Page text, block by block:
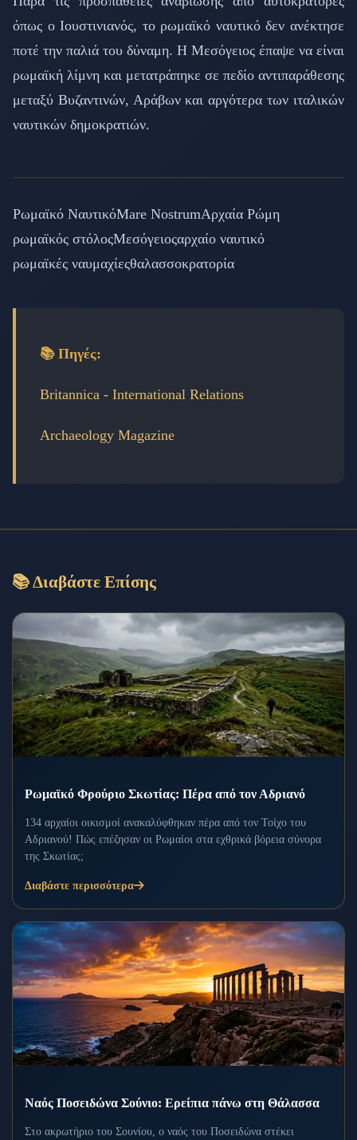
όπως ο Ιουστινιανός, το ρωμαϊκό ναυτικό δεν ανέκτησε
ποτέ την παλιά του δύναμη. Η Μεσόγειος έπαψε να είναι
ρωμαϊκή λίμνη και μετατράπηκε σε πεδίο αντιπαράθεσης
μεταξύ Βυζαντινών, Αράβων και αργότερα των ιταλικών
ναυτικών δημοκρατιών.
Ρωμαϊκό ΝαυτικόMare NostrumΑρχαία Ρώμη
ρωμαϊκός στόλοςΜεσόγειοςαρχαίο ναυτικό
ρωμαϊκές ναυμαχίεςθαλασσοκρατορία
📚 Πηγές:
Britannica - International Relations
Archaeology Magazine
📚 Διαβάστε Επίσης
Ρωμαϊκό Φρούριο Σκωτίας: Πέρα από τον Αδριανό
134 αρχαίοι οικισμοί ανακαλύφθηκαν πέρα από τον Τοίχο του
Αδριανού! Πώς επέζησαν οι Ρωμαίοι στα εχθρικά βόρεια σύνορα
της Σκωτίας;
Διαβάστε περισσότερα
Ναός Ποσειδώνα Σούνιο: Ερείπια πάνω στη Θάλασσα
Στο ακρωτήριο του Σουνίου, ο ναός του Ποσειδώνα στέκει